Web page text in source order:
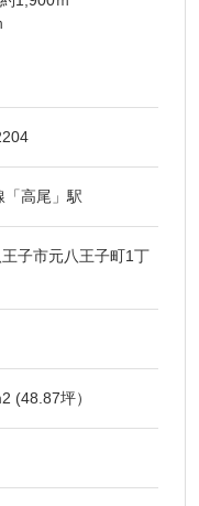
「高尾」駅
子市元八王子町1丁
(48.87坪）